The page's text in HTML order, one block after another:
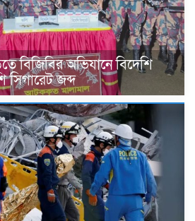
বিজিবির অভিযানে বিদেশি
সিগারেট জব্দ